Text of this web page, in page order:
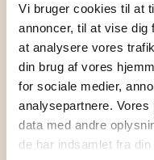
Vi bruger cookies til at
annoncer, til at vise dig
at analysere vores
din brug af vores
for sociale medier,
analysepartnere.
data med andre
de har indsamlet fra
att dess produkter
För att ge
introducerade
vid sina diskar. Med
och Clinique-datorer
varumärket unika